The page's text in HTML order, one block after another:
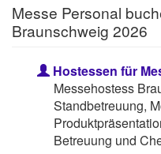
Messe Personal
Braunschweig 2026
Hostessen für
Messehostess
Standbetreuung,
Betreuung und